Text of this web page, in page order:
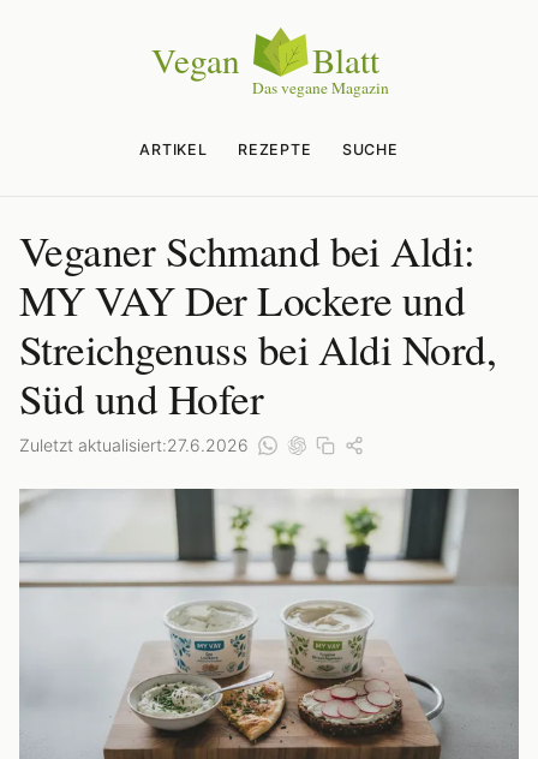
ARTIKEL REZEPTE SUCHE
Veganer Schmand bei Aldi:
MY VAY Der Lockere und
Streichgenuss bei Aldi Nord,
Süd und Hofer
Zuletzt aktualisiert:27.6.2026